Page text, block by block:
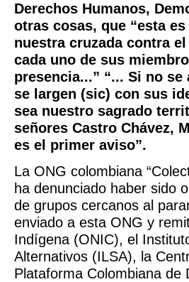
Derechos Humanos,
otras cosas, que “esta
nuestra cruzada contra
cada uno de sus
presencia...” “... Si no
se largen (sic) con sus
sea nuestro sagrado
señores Castro Chávez,
es el primer aviso”.
La ONG colombiana
ha denunciado haber sido
de grupos cercanos al
enviado a esta ONG y
Indígena (ONIC), el
Alternativos (ILSA), la
Plataforma Colombiana de